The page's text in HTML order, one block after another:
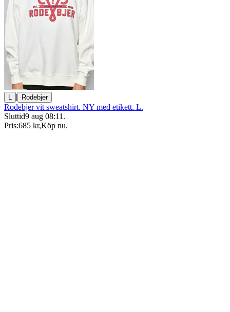
L | Rodebjer
Rodebjer vit sweatshirt. NY med etikett. L.
Sluttid9 aug 08:11 .
Pris:685 kr,Köp nu.